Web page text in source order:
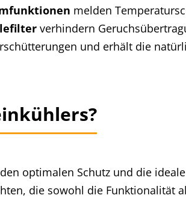
melden
verhindern
und erhält die
optimalen Schutz und die
die sowohl die Funktionalität